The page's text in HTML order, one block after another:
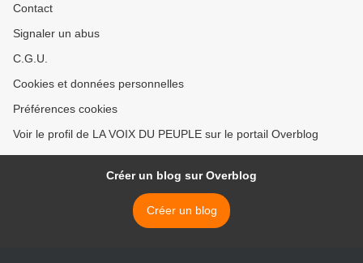
Contact
Signaler un abus
C.G.U.
Cookies et données personnelles
Préférences cookies
Voir le profil de LA VOIX DU PEUPLE sur le portail Overblog
Créer un blog sur Overblog
Créer un blog